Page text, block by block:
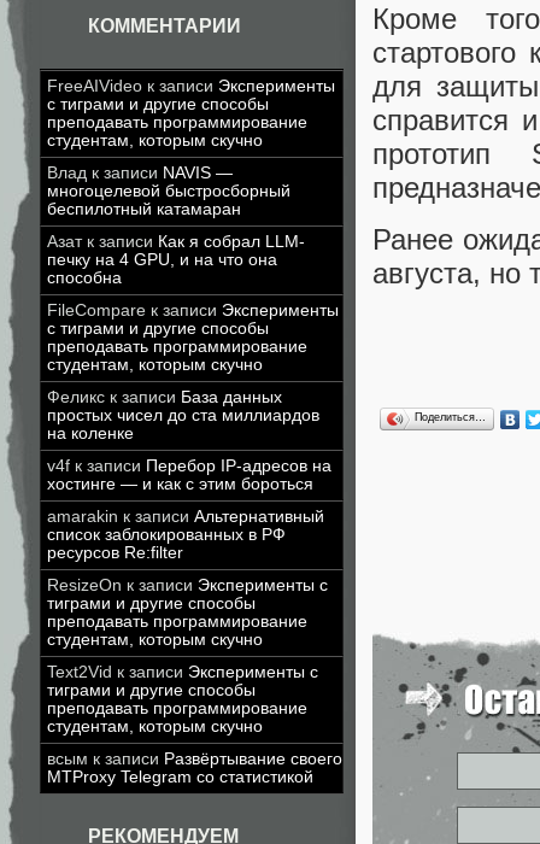
КОММЕНТАРИИ
FreeAIVideo к записи Эксперименты
с тиграми и другие способы
преподавать программирование
студентам, которым скучно
Влад к записи NAVIS —
многоцелевой быстросборный
беспилотный катамаран
Азатк записи Как я собрал LLM-
печку на 4 GPU, и на что она
способна
FileCompare к записи Эксперименты
с тиграми и другие способы
преподавать программирование
студентам, которым скучно
Феликс к записи База данных
простых чисел до ста миллиардов
на коленке
v4f к записи Перебор IP-адресов на
хостинге — и как с этим бороться
amarakin к записи Альтернативный
список заблокированных в РФ
ресурсов Re:filter
ResizeOn к записи Эксперименты с
тиграми и другие способы
преподавать программирование
студентам, которым скучно
Text2Vid к записи Эксперименты с
тиграми и другие способы
преподавать программирование
студентам, которым скучно
всым к записи Развёртывание своего
MTProxy Telegram со статистикой
РЕКОМЕНДУЕМ
Кроме
для
справится
Ранее
августа, но
Поделиться…